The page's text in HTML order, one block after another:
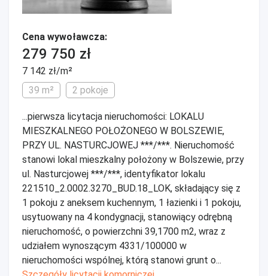
Cena wywoławcza:
279 750 zł
7 142 zł/m²
39 m²
2 pokoje
...pierwsza licytacja nieruchomości: LOKALU
MIESZKALNEGO POŁOŻONEGO W BOLSZEWIE,
PRZY UL. NASTURCJOWEJ ***/***. Nieruchomość
stanowi lokal mieszkalny położony w Bolszewie, przy
ul. Nasturcjowej ***/***, identyfikator lokalu
221510_2.0002.3270_BUD.18_LOK, składający się z
1 pokoju z aneksem kuchennym, 1 łazienki i 1 pokoju,
usytuowany na 4 kondygnacji, stanowiący odrębną
nieruchomość, o powierzchni 39,1700 m2, wraz z
udziałem wynoszącym 4331/100000 w
nieruchomości wspólnej, którą stanowi grunt o...